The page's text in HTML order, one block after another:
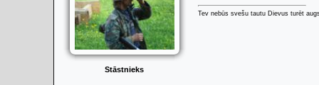
Stāstnieks
Tev nebūs svešu tautu Dievus turēt